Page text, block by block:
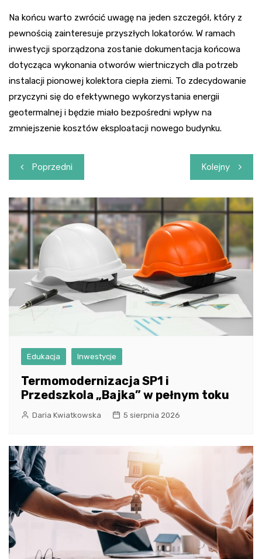
Na końcu warto zwrócić uwagę na jeden szczegół, który z
pewnością zainteresuje przyszłych lokatorów. W ramach
inwestycji sporządzona zostanie dokumentacja końcowa
dotycząca wykonania otworów wiertniczych dla potrzeb
instalacji pionowej kolektora ciepła ziemi. To zdecydowanie
przyczyni się do efektywnego wykorzystania energii
geotermalnej i będzie miało bezpośredni wpływ na
zmniejszenie kosztów eksploatacji nowego budynku.
Nawigacja
wpisu
Poprzedni Kolejny
Edukacja Inwestycje
Termomodernizacja SP1 i
Przedszkola „Bajka” w pełnym toku
Daria Kwiatkowska 5 sierpnia 2026